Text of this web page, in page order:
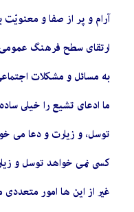
آرام و پر از صفا و معنویّت‏
ارتقای سطح فرهنگ‏
به مسائل و مشکلات
ما ادعاى تشيع را خيلى
توسل، و زيارت‏ و دعا مى‏
كسى نمى‏ خواهد توسل و
غير از اين ها امور متعددى